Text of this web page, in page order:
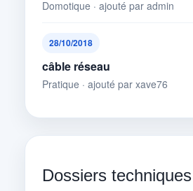
Domotique · ajouté par admin
28/10/2018
câble réseau
Pratique · ajouté par xave76
Dossiers